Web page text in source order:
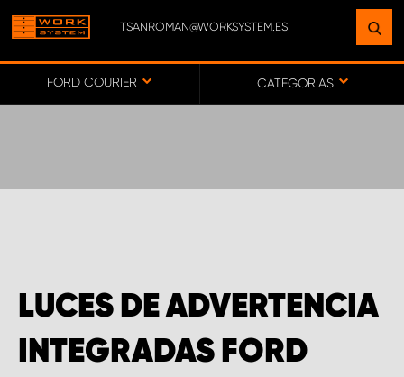
TSANROMAN@WORKSYSTEM.ES
FORD COURIER CATEGORIAS
LUCES DE ADVERTENCIA
INTEGRADAS FORD
ENCUENTRE UNA INSTALACIÓN
CERCA DE USTED